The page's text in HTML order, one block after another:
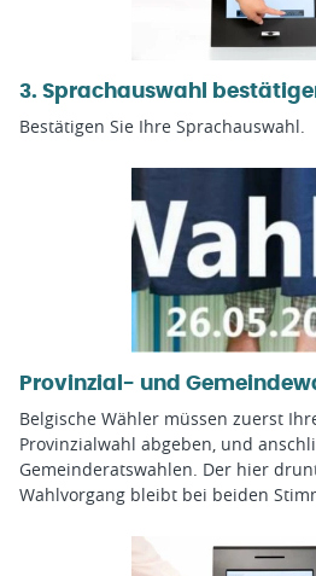
3. Sprachauswahl
Bestätigen Sie Ihre Sprachauswahl.
Provinzial- und
Belgische Wähler müssen zuerst
Provinzialwahl abgeben, und
Gemeinderatswahlen. Der hier
Wahlvorgang bleibt bei beiden